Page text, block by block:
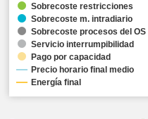
Sobrecoste restricciones
Sobrecoste m. intradiario
Sobrecoste procesos del OS
Servicio interrumpibilidad
Pago por capacidad
Precio horario final medio
Energía final